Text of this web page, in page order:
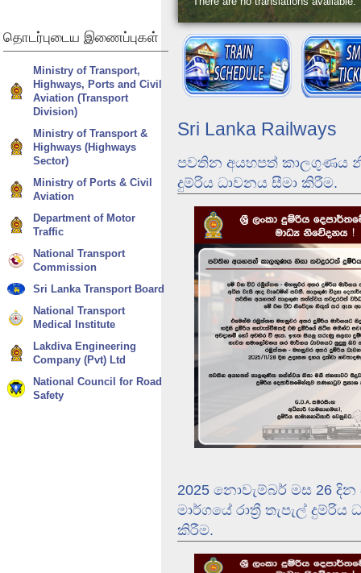
Dunhinda Odyssey
There are no translations available.
Sri Lanka Railways
පවතින අයහපත් කාලගුණය
දුම්රිය ධාවනය සීමා කිරීම.
2025 නොවැම්බර් මස 26 දින
මාර්ගයේ රාත්‍රී තැපැල් දුම්රිය
කිරීම.
தொடர்புடைய இணைப்புகள்
Ministry of Transport,
Highways, Ports and Civil
Aviation (Transport
Division)
Ministry of Transport &
Highways (Highways
Sector)
Ministry of Ports & Civil
Aviation
Department of Motor
Traffic
National Transport
Commission
Sri Lanka Transport Board
National Transport
Medical Institute
Lakdiva Engineering
Company (Pvt) Ltd
National Council for Road
Safety